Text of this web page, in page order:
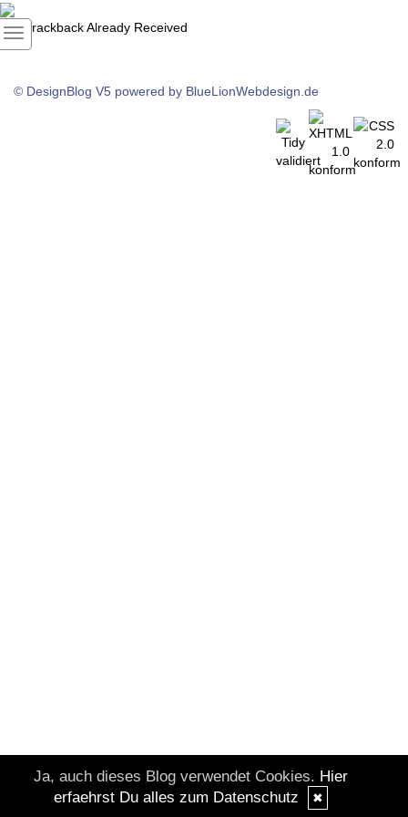
1 Trackback Already Received
© DesignBlog V5 powered by BlueLionWebdesign.de
Ja, auch dieses Blog verwendet Cookies. Hier
erfaehrst Du alles zum Datenschutz
✖